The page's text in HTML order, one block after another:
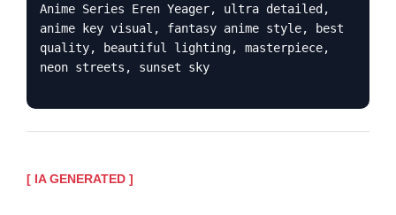
Anime Series Eren Yeager, ultra detailed,
anime key visual, fantasy anime style, best
quality, beautiful lighting, masterpiece,
neon streets, sunset sky
[ IA GENERATED ]